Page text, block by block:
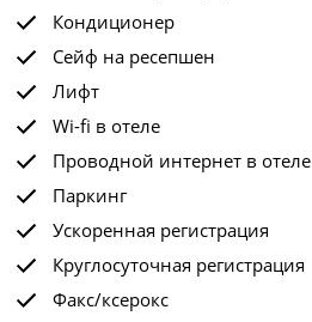
Кондиционер
Сейф на ресепшен
Лифт
Wi-fi в отеле
Проводной интернет в отеле
Паркинг
Ускоренная регистрация
Круглосуточная регистрация
Факс/ксерокс